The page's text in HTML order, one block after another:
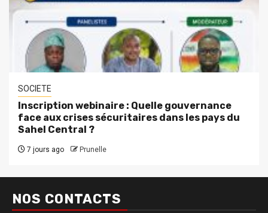
SOCIETE
Inscription webinaire : Quelle gouvernance
face aux crises sécuritaires dans les pays du
Sahel Central ?
7 jours ago Prunelle
NOS CONTACTS